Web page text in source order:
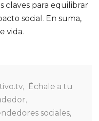
claves para equilibrar
social. En suma,
vida.
,
Échale a tu
,
sociales,